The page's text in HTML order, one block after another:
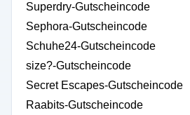
Superdry-Gutscheincode
Sephora-Gutscheincode
Schuhe24-Gutscheincode
size?-Gutscheincode
Secret Escapes-Gutscheincode
Raabits-Gutscheincode